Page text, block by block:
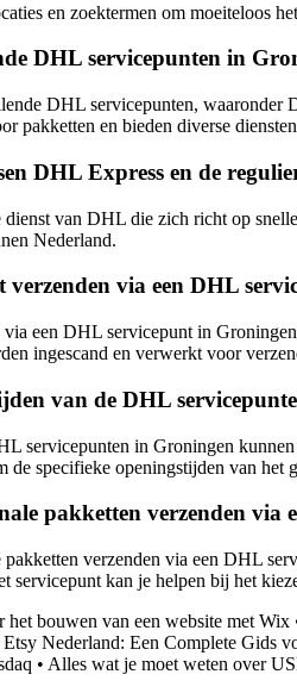
en zoektermen om moeiteloos
DHL servicepunten in
DHL servicepunten,
pakketten en bieden diverse
DHL Express en de
van DHL die zich richt op
Nederland.
verzenden via een DHL
via een DHL servicepunt in
ingescand en verwerkt voor
van de DHL
servicepunten in Groningen
de specifieke openingstijden van het
pakketten verzenden via
verzenden via een DHL
servicepunt kan je helpen bij het
bouwen van een website met Wix
Etsy Nederland: Een Complete Gids
• Alles wat je moet weten over